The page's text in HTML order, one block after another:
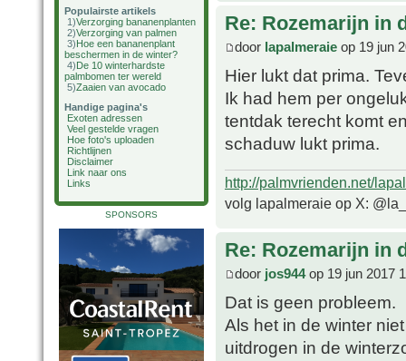
Populairste artikels
1)Verzorging bananenplanten
2)Verzorging van palmen
3)Hoe een bananenplant
beschermen in de winter?
4)De 10 winterhardste
palmbomen ter wereld
5)Zaaien van avocado
Handige pagina's
Exoten adressen
Veel gestelde vragen
Hoe foto's uploaden
Richtlijnen
Disclaimer
Link naar ons
Links
SPONSORS
Re: Rozemarijn in
door lapalmeraie op 19 jun
Hier lukt dat prima.
Ik had hem per
tentdak terecht komt
schaduw lukt prima.
http://palmvrienden.net/
volg lapalmeraie op X:
Re: Rozemarijn in
door jos944op 19 jun 2017
Dat is geen probleem.
Als het in de winter
uitdrogen in de